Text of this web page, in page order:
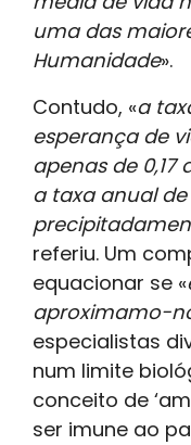
uma das
Humanidade».
Contudo, «a
esperança de
apenas de 0,17
a taxa anual
referiu. Um
equacionar se «
aproximamo-
especialistas
num limite
conceito de
ser imune ao